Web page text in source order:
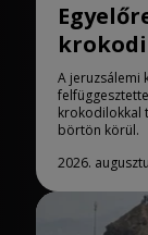
A jeruzsálemi
krokodilokkal
börtön körül.
2026.